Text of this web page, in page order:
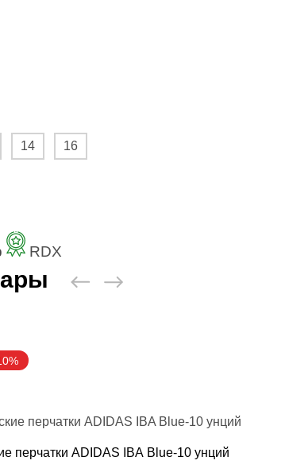
14 16
RDX
перчатки ADIDAS IBA Blue-10 унций